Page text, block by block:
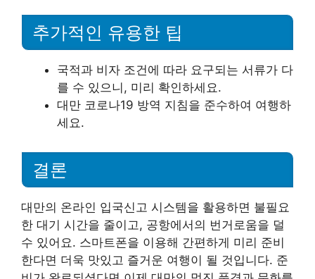
추가적인 유용한 팁
국적과 비자 조건에 따라 요구되는 서류가 다
를 수 있으니, 미리 확인하세요.
대만 코로나19 방역 지침을 준수하여 여행하
세요.
결론
대만의 온라인 입국신고 시스템을 활용하면 불필요
한 대기 시간을 줄이고, 공항에서의 번거로움을 덜
수 있어요. 스마트폰을 이용해 간편하게 미리 준비
한다면 더욱 맛있고 즐거운 여행이 될 것입니다. 준